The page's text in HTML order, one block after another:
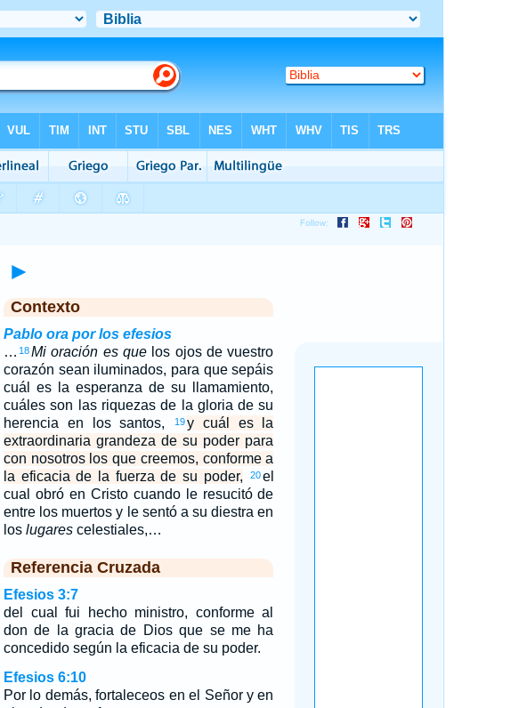
►
Contexto
Pablo ora por los efesios
… 18Mi oración es que los ojos de vuestro
corazón sean iluminados, para que sepáis
cuál es la esperanza de su llamamiento,
cuáles son las riquezas de la gloria de su
herencia en los santos,
19y cuál es la
extraordinaria grandeza de su poder para
con nosotros los que creemos, conforme a
la eficacia de la fuerza de su poder,
20 el
cual obró en Cristo cuando le resucitó de
entre los muertos y le sentó a su diestra en
los lugarescelestiales,…
Referencia Cruzada
Efesios 3:7
del cual fui hecho ministro, conforme al
don de la gracia de Dios que se me ha
concedido según la eficacia de su poder.
Efesios 6:10
Por lo demás, fortaleceos en el Señor y en